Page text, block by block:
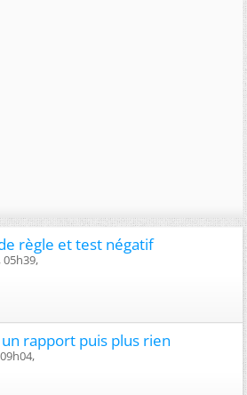
règle et test négatif
rapport puis plus rien